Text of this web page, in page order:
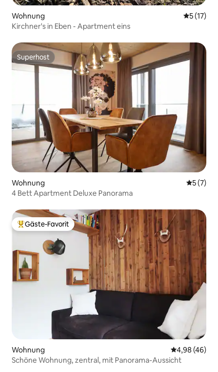
Wohnung
5 (17)
Kirchner's in Eben - Apartment eins
Superhost
Superhost
Wohnung
5 (7)
4 Bett Apartment Deluxe Panorama
Beliebter Gäste-Favorit.
Gäste-Favorit
Wohnung
4,98 (46)
Schöne Wohnung, zentral, mit Panorama-Aussicht